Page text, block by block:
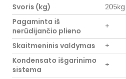
Svoris (kg)
205kg
Pagaminta iš
nerūdijančio plieno
+
Skaitmeninis valdymas
+
Kondensato išgarinimo
sistema
+